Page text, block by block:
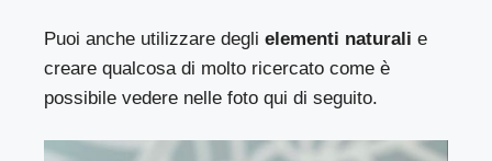
Puoi anche utilizzare deglielementi naturali e
creare qualcosa di molto ricercato come è
possibile vedere nelle foto qui di seguito.